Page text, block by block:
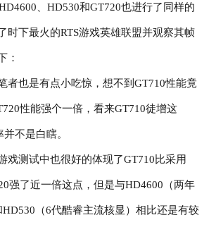
、HD530和GT720也进行了同样的
时下最火的RTS游戏英雄联盟并观察其帧
：
也是有点小吃惊，想不到GT710性能竟
性能强个一倍，看来GT710徒增这
不是白瞎。
测试中也很好的体现了GT710比采用
强了近一倍这点，但是与HD4600（两年
（6代酷睿主流核显）相比还是有较